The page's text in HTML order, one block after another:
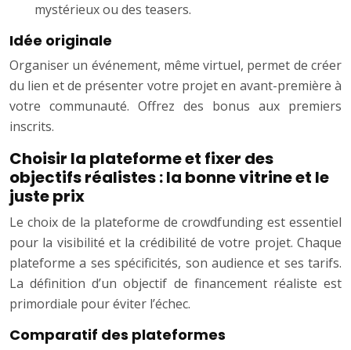
mystérieux ou des teasers.
Idée originale
Organiser un événement, même virtuel, permet de créer
du lien et de présenter votre projet en avant-première à
votre communauté. Offrez des bonus aux premiers
inscrits.
Choisir la plateforme et fixer des
objectifs réalistes : la bonne vitrine et le
juste prix
Le choix de la plateforme de crowdfunding est essentiel
pour la visibilité et la crédibilité de votre projet. Chaque
plateforme a ses spécificités, son audience et ses tarifs.
La définition d’un objectif de financement réaliste est
primordiale pour éviter l’échec.
Comparatif des plateformes